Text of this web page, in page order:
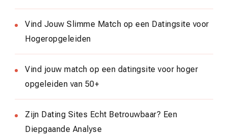
Vind Jouw Slimme Match op een Datingsite voor
Hogeropgeleiden
Vind jouw match op een datingsite voor hoger
opgeleiden van 50+
Zijn Dating Sites Echt Betrouwbaar? Een
Diepgaande Analyse